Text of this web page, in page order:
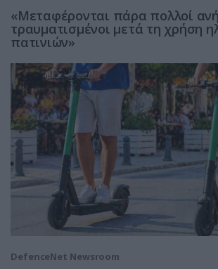
«Μεταφέρονται πάρα πολλοί
τραυματισμένοι μετά τη χρήση
πατινιών»
DefenceNet Newsroom